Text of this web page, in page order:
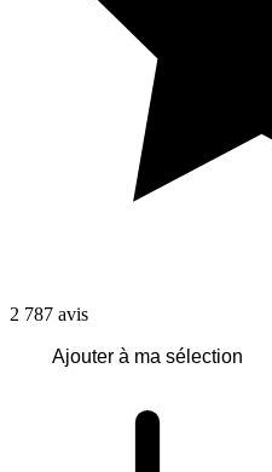
2 787 avis
Ajouter à ma sélection